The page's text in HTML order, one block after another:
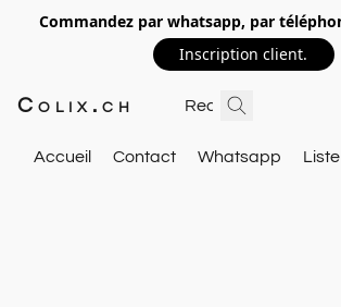
Commandez par whatsapp, par
Inscription client.
Colix.ch
Accueil Contact Whatsapp